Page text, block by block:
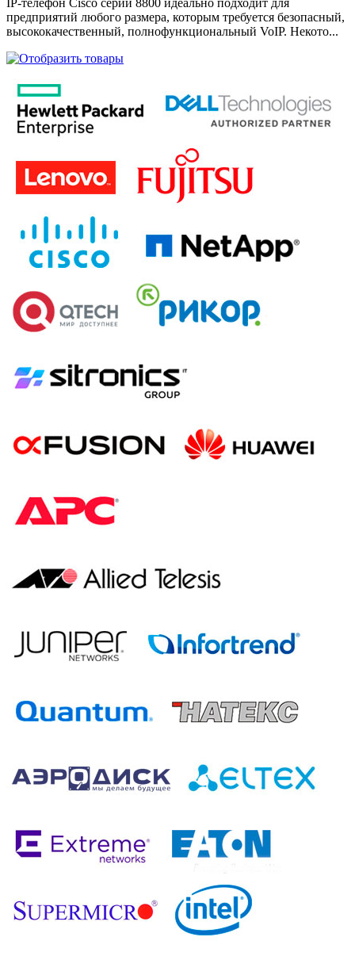
IP-телефон Cisco серии 8800 идеально подходит для
предприятий любого размера, которым требуется безопасный,
высококачественный, полнофункциональный VoIP. Некото...